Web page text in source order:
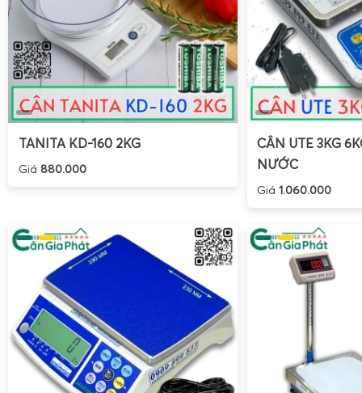
TANITA KD-160 2KG
Giá 880.000
CÂN UTE 3KG
NƯỚC
Giá1.060.000